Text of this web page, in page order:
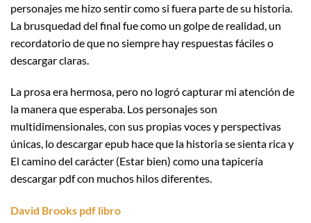
personajes me hizo sentir como si fuera parte de su historia.
La brusquedad del final fue como un golpe de realidad, un
recordatorio de que no siempre hay respuestas fáciles o
descargar claras.
La prosa era hermosa, pero no logró capturar mi atención de
la manera que esperaba. Los personajes son
multidimensionales, con sus propias voces y perspectivas
únicas, lo descargar epub hace que la historia se sienta rica y
El camino del carácter (Estar bien) como una tapicería
descargar pdf con muchos hilos diferentes.
David Brooks pdf libro